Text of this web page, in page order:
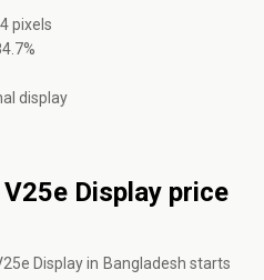
pixels
display
Display price
Display in Bangladesh starts